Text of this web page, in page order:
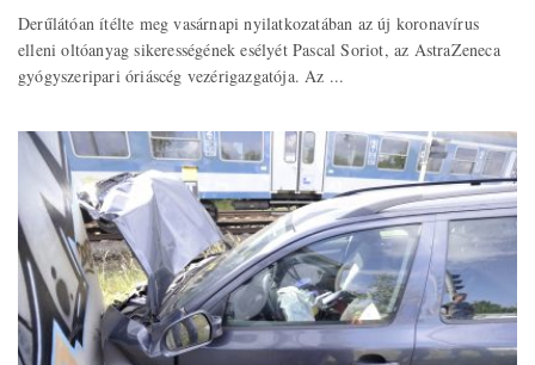
Derűlátóan ítélte meg vasárnapi nyilatkozatában az új koronavírus
elleni oltóanyag sikerességének esélyét Pascal Soriot, az AstraZeneca
gyógyszeripari óriáscég vezérigazgatója. Az ...